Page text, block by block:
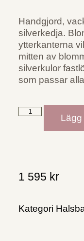
Handgjord,
silverkedja.
ytterkanterna
mitten av
silverkulor
som passar
Lägg
1 595 kr
Kategori